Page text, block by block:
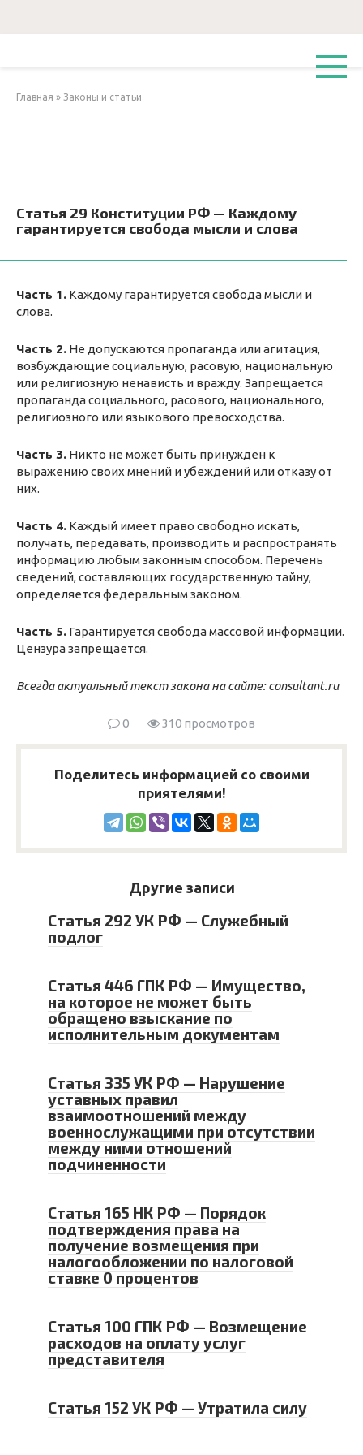
Главная » Законы и статьи
Статья 29 Конституции РФ — Каждому
гарантируется свобода мысли и слова
Часть 1. Каждому гарантируется свобода мысли и
слова.
Часть 2. Не допускаются пропаганда или агитация,
возбуждающие социальную, расовую, национальную
или религиозную ненависть и вражду. Запрещается
пропаганда социального, расового, национального,
религиозного или языкового превосходства.
Часть 3. Никто не может быть принужден к
выражению своих мнений и убеждений или отказу от
них.
Часть 4. Каждый имеет право свободно искать,
получать, передавать, производить и распространять
информацию любым законным способом. Перечень
сведений, составляющих государственную тайну,
определяется федеральным законом.
Часть 5. Гарантируется свобода массовой информации.
Цензура запрещается.
Всегда актуальный текст закона на сайте:consultant.ru
0 310 просмотров
Поделитесь информацией со своими
приятелями!
Другие записи
Статья 292 УК РФ — Служебный
подлог
Статья 446 ГПК РФ — Имущество,
на которое не может быть
обращено взыскание по
исполнительным документам
Статья 335 УК РФ — Нарушение
уставных правил
взаимоотношений между
военнослужащими при отсутствии
между ними отношений
подчиненности
Статья 165 НК РФ — Порядок
подтверждения права на
получение возмещения при
налогообложении по налоговой
ставке 0 процентов
Статья 100 ГПК РФ — Возмещение
расходов на оплату услуг
представителя
Статья 152 УК РФ — Утратила силу